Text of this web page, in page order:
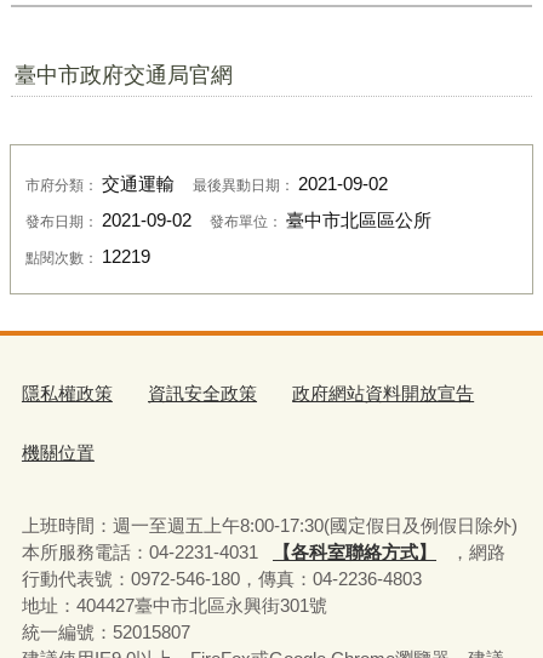
臺中市政府交通局官網
市府分類： 交通運輸 最後異動日期： 2021-09-02
發布日期： 2021-09-02 發布單位： 臺中市北區區公所
點閱次數： 12219
隱私權政策 資訊安全政策 政府網站資料開放宣告
機關位置
上班時間：週一至週五上午8:00-17:30(國定假日及例假日除外)
本所服務電話：04-2231-4031
【各科室聯絡方式】
，網路
行動代表號：0972-546-180， 傳真：04-2236-4803
地址：404427臺中市北區永興街301號
統一編號：52015807